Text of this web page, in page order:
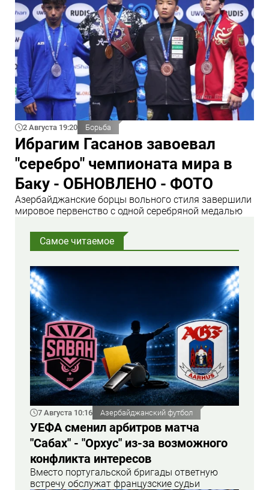
2 Августа 19:20 Борьба
Ибрагим Гасанов завоевал
"серебро" чемпионата мира в
Баку - ОБНОВЛЕНО - ФОТО
Азербайджанские борцы вольного стиля завершили
мировое первенство с одной серебряной медалью
Самое читаемое
7 Августа 10:16 Азербайджанский футбол
УЕФА сменил арбитров матча
"Сабах" - "Орхус" из-за возможного
конфликта интересов
Вместо португальской бригады ответную
встречу обслужат французские судьи